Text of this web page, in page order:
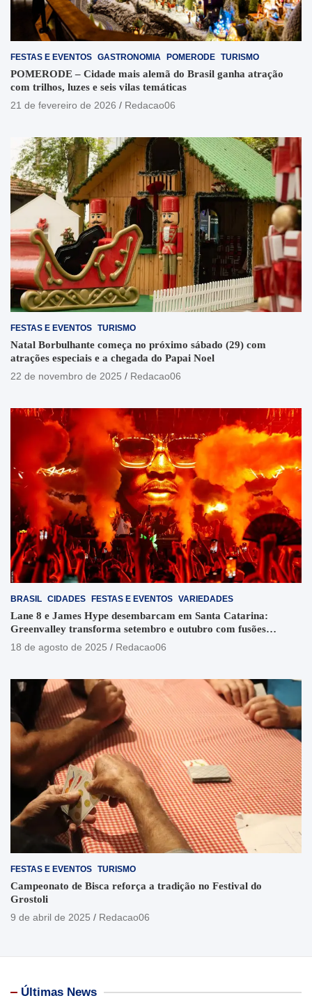
FESTAS E EVENTOS GASTRONOMIA POMERODE TURISMO
POMERODE – Cidade mais alemã do Brasil ganha atração
com trilhos, luzes e seis vilas temáticas
21 de fevereiro de 2026
Redacao06
FESTAS E EVENTOS TURISMO
Natal Borbulhante começa no próximo sábado (29) com
atrações especiais e a chegada do Papai Noel
22 de novembro de 2025
Redacao06
BRASIL CIDADES FESTAS E EVENTOS VARIEDADES
Lane 8 e James Hype desembarcam em Santa Catarina:
Greenvalley transforma setembro e outubro com fusões
sonoras e visuais
18 de agosto de 2025 Redacao06
FESTAS E EVENTOS TURISMO
Campeonato de Bisca reforça a tradição no Festival do
Grostoli
9 de abril de 2025
Redacao06
Últimas News